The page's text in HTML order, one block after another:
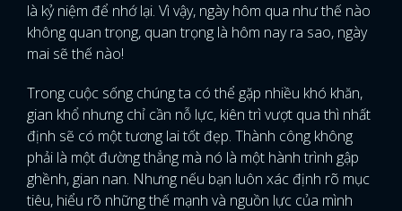
là kỷ niệm để nhớ lại. Vì vậy, ngày hôm qua như thế nào
không quan trọng, quan trọng là hôm nay ra sao, ngày
mai sẽ thế nào!
Trong cuộc sống chúng ta có thể gặp nhiều khó khăn,
gian khổ nhưng chỉ cần nỗ lực, kiên trì vượt qua thì nhất
định sẽ có một tương lai tốt đẹp. Thành công không
phải là một đường thẳng mà nó là một hành trình gập
ghềnh, gian nan. Nhưng nếu bạn luôn xác định rõ mục
tiêu, hiểu rõ những thế mạnh và nguồn lực của mình